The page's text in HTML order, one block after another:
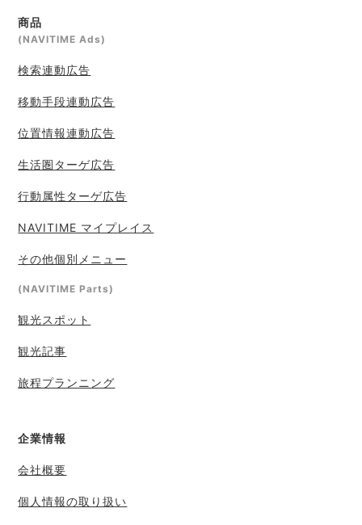
商品
(NAVITIME Ads)
検索連動広告
移動手段連動広告
位置情報連動広告
生活圏ターゲ広告
行動属性ターゲ広告
NAVITIME マイプレイス
その他個別メニュー
(NAVITIME Parts)
観光スポット
観光記事
旅程プランニング
企業情報
会社概要
個人情報の取り扱い